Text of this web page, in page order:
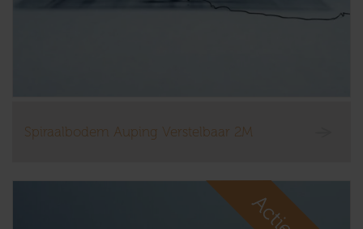
Spiraalbodem Auping Verstelbaar 2M